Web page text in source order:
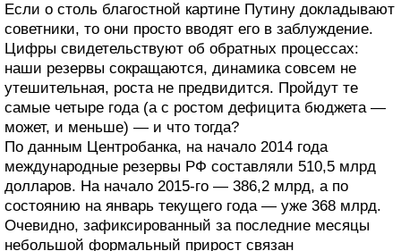
Если о столь благостной картине Путину докладывают
советники, то они просто вводят его в заблуждение.
Цифры свидетельствуют об обратных процессах:
наши резервы сокращаются, динамика совсем не
утешительная, роста не предвидится. Пройдут те
самые четыре года (а с ростом дефицита бюджета —
может, и меньше) — и что тогда?
По данным Центробанка, на начало 2014 года
международные резервы РФ составляли 510,5 млрд
долларов. На начало 2015-го — 386,2 млрд, а по
состоянию на январь текущего года — уже 368 млрд.
Очевидно, зафиксированный за последние месяцы
небольшой формальный прирост связан